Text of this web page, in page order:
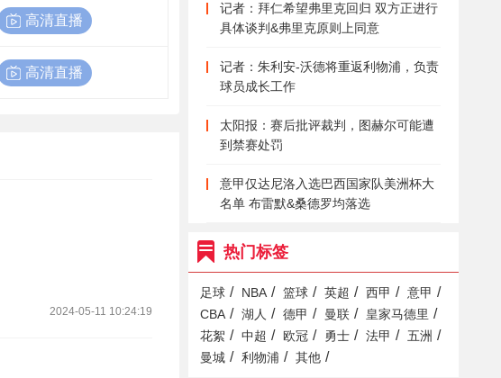
高清直播
高清直播
2024-05-11 10:24:19
记者：拜仁希望弗里克回归 双方正进行
具体谈判&弗里克原则上同意
记者：朱利安-沃德将重返利物浦，负责
球员成长工作
太阳报：赛后批评裁判，图赫尔可能遭
到禁赛处罚
意甲仅达尼洛入选巴西国家队美洲杯大
名单 布雷默&桑德罗均落选
热门标签
足球 / NBA / 篮球 / 英超 / 西甲 / 意甲 /
CBA / 湖人 / 德甲 / 曼联 / 皇家马德里 /
花絮 / 中超 / 欧冠 / 勇士 / 法甲 / 五洲 /
曼城 / 利物浦 / 其他 /